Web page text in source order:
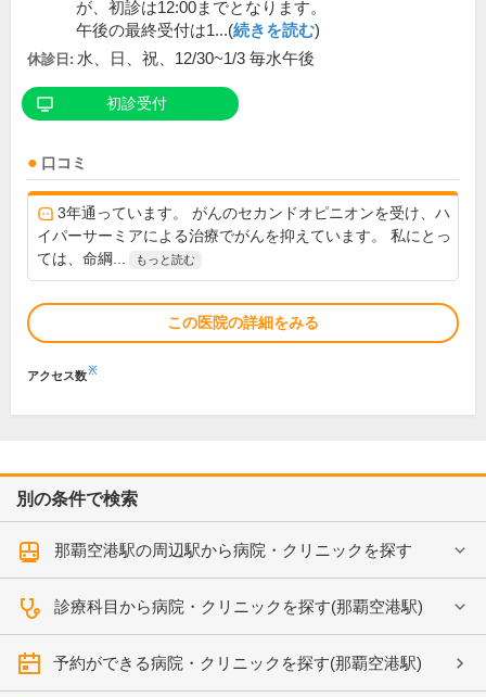
が、初診は12:00までとなります。
午後の最終受付は1...(続きを読む)
休診日: 水、日、祝、12/30~1/3 毎水午後
初診受付
口コミ
3年通っています。 がんのセカンドオピニオンを受け、ハ
イパーサーミアによる治療でがんを抑えています。 私にとっ
ては、命綱...
もっと読む
この医院の詳細をみる
アクセス数※
別の条件で検索
那覇空港駅の周辺駅から病院・クリニックを探す
診療科目から病院・クリニックを探す(那覇空港駅)
予約ができる病院・クリニックを探す(那覇空港駅)